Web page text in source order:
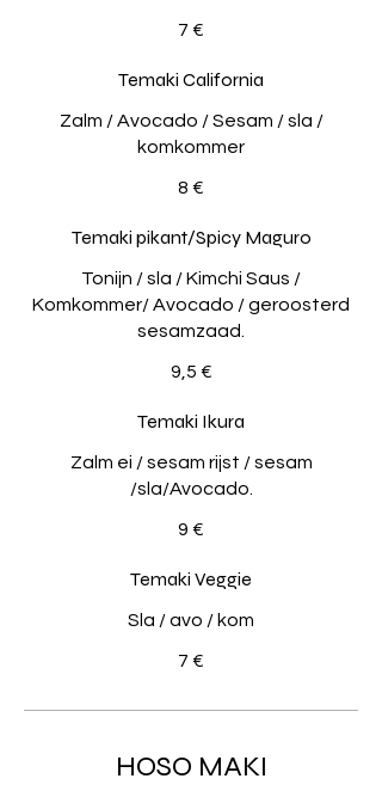
7 €
Temaki California
Zalm / Avocado / Sesam / sla /
komkommer
8 €
Temaki pikant/Spicy Maguro
Tonijn / sla / Kimchi Saus /
Komkommer/ Avocado / geroosterd
sesamzaad.
9,5 €
Temaki Ikura
Zalm ei / sesam rijst / sesam
/sla/Avocado.
9 €
Temaki Veggie
Sla / avo / kom
7 €
HOSO MAKI